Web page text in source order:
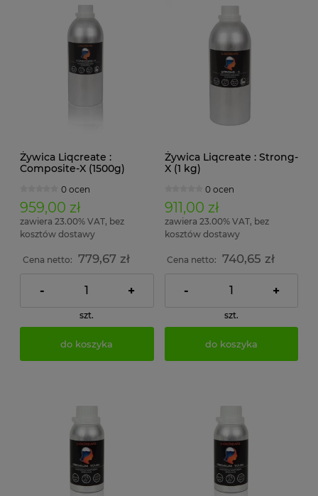
Żywica Liqcreate :
Composite-X (1500g)
0 ocen
959,00 zł
zawiera 23.00% VAT, bez
kosztów dostawy
Cena netto: 779,67 zł
- +
szt.
do koszyka
Żywica Liqcreate : Strong-
X (1 kg)
0 ocen
911,00 zł
zawiera 23.00% VAT, bez
kosztów dostawy
Cena netto: 740,65 zł
- +
szt.
do koszyka